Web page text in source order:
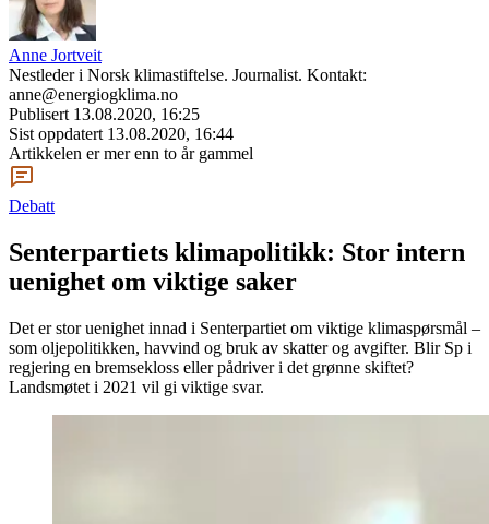
Anne Jortveit
Nestleder i Norsk klimastiftelse. Journalist. Kontakt:
anne@energiogklima.no
Publisert 13.08.2020, 16:25
Sist oppdatert 13.08.2020, 16:44
Artikkelen er mer enn to år gammel
Debatt
Senterpartiets klimapolitikk: Stor intern
uenighet om viktige saker
Det er stor uenighet innad i Senterpartiet om viktige klimaspørsmål –
som oljepolitikken, havvind og bruk av skatter og avgifter. Blir Sp i
regjering en bremsekloss eller pådriver i det grønne skiftet?
Landsmøtet i 2021 vil gi viktige svar.